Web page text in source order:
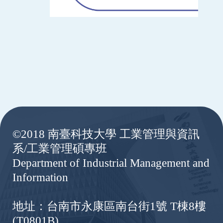
©2018 南臺科技大學 工業管理與資訊
系/工業管理碩專班
Department of Industrial Management and
Information
地址：台南市永康區南台街1號 T棟8樓